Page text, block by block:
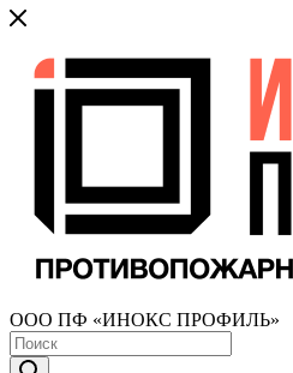
ООО ПФ «ИНОКС ПРОФИЛЬ»